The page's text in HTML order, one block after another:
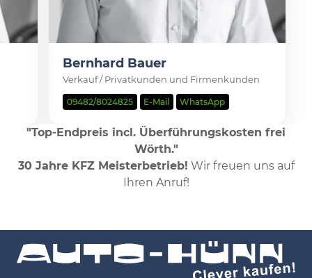
Bernhard Bauer
Verkauf / Privatkunden und Firmenkunden
09482/8024825 E-Mail WhatsApp
"Top-Endpreis incl. Überführungskosten frei
Wörth."
30 Jahre KFZ Meisterbetrieb! Wir freuen uns auf
Ihren Anruf!